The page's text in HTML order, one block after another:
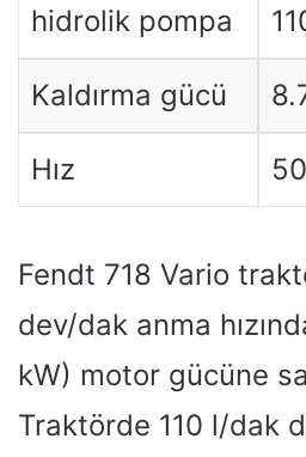
hidrolik pompa
Kaldırma gücü
Hız
Fendt 718 Vario
dev/dak anma
kW) motor gücüne
Traktörde 110 l/dak